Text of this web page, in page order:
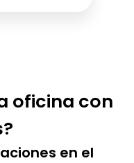
oficina con
en el